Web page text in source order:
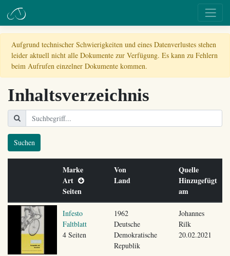
Aufgrund technischer Schwierigkeiten und eines Datenverlustes stehen
leider aktuell nicht alle Dokumente zur Verfügung. Es kann zu Fehlern
beim Aufrufen einzelner Dokumente kommen.
Inhaltsverzeichnis
Suchen
Marke
Art
Seiten
Von
Land
Quelle
Hinzugefügt
am
Infesto
Faltblatt
4 Seiten
1962
Deutsche
Demokratische
Republik
Johannes
Rilk
20.02.2021